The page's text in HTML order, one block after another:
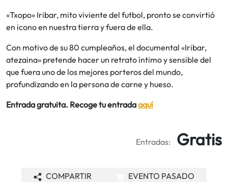
«Txopo» Iribar, mito viviente del futbol, pronto se convirtió
en icono en nuestra tierra y fuera de ella.
Con motivo de su 80 cumpleaños, el documental «Iribar,
atezaina» pretende hacer un retrato íntimo y sensible del
que fuera uno de los mejores porteros del mundo,
profundizando en la persona de carne y hueso.
Entrada gratuita. Recoge tu entradaaquí
Entradas: Gratis
COMPARTIR EVENTO PASADO